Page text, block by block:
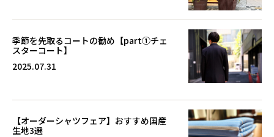
季節を先取るコートの勧め【part①チェ
スターコート】
2025.07.31
【オーダーシャツフェア】おすすめ国産
生地3選